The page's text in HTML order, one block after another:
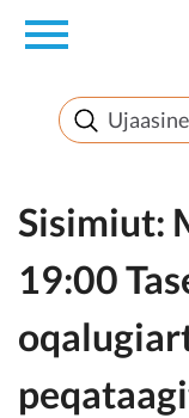
en
Innuttaasunut
Politikki
Takornariat
Sisimiut:
19:00